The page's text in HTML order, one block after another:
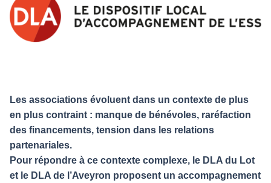
Les associations évoluent dans un contexte de plus
en plus contraint : manque de bénévoles, raréfaction
des financements, tension dans les relations
partenariales.
Pour répondre à ce contexte complexe, le DLA du Lot
et le DLA de l’Aveyron proposent un accompagnement